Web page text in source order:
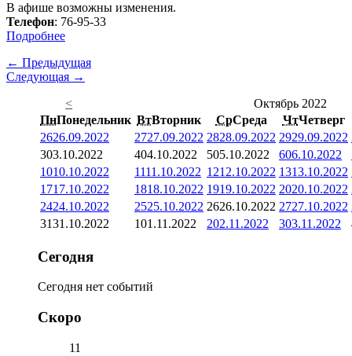
В афише возможны изменения.
Телефон: 76-95-33
Подробнее
← Предыдущая
Следующая →
<
Октябрь 2022
ПнПонедельник ВтВторник СрСреда ЧтЧетверг
2626.09.2022 2727.09.2022 2828.09.2022 2929.09.2022
303.10.2022 404.10.2022 505.10.2022 606.10.2022
1010.10.2022 1111.10.2022 1212.10.2022 1313.10.2022
1717.10.2022 1818.10.2022 1919.10.2022 2020.10.2022
2424.10.2022 2525.10.2022 2626.10.2022 2727.10.2022
3131.10.2022 101.11.2022 202.11.2022 303.11.2022
Сегодня
Сегодня нет событий
Скоро
11